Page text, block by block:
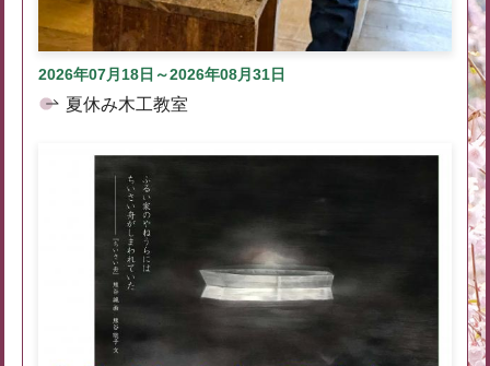
2026年07月18日～2026年08月31日
夏休み木工教室